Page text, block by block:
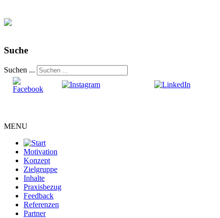
Suche
Suchen ...
MENU
Motivation
Konzept
Zielgruppe
Inhalte
Praxisbezug
Feedback
Referenzen
Partner